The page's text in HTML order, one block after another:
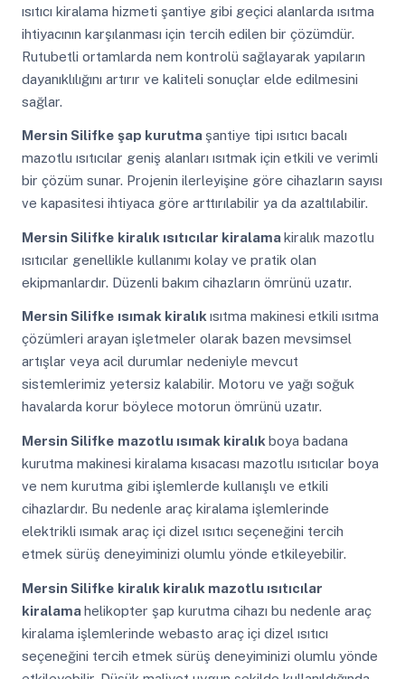
ısıtıcı kiralama hizmeti şantiye gibi geçici alanlarda ısıtma
ihtiyacının karşılanması için tercih edilen bir çözümdür.
Rutubetli ortamlarda nem kontrolü sağlayarak yapıların
dayanıklılığını artırır ve kaliteli sonuçlar elde edilmesini
sağlar.
Mersin Silifke şap kurutma şantiye tipi ısıtıcı bacalı
mazotlu ısıtıcılar geniş alanları ısıtmak için etkili ve verimli
bir çözüm sunar. Projenin ilerleyişine göre cihazların sayısı
ve kapasitesi ihtiyaca göre arttırılabilir ya da azaltılabilir.
Mersin Silifke kiralık ısıtıcılar kiralamakiralık mazotlu
ısıtıcılar genellikle kullanımı kolay ve pratik olan
ekipmanlardır. Düzenli bakım cihazların ömrünü uzatır.
Mersin Silifke ısımak kiralıkısıtma makinesi etkili ısıtma
çözümleri arayan işletmeler olarak bazen mevsimsel
artışlar veya acil durumlar nedeniyle mevcut
sistemlerimiz yetersiz kalabilir. Motoru ve yağı soğuk
havalarda korur böylece motorun ömrünü uzatır.
Mersin Silifke mazotlu ısımak kiralık boya badana
kurutma makinesi kiralama kısacası mazotlu ısıtıcılar boya
ve nem kurutma gibi işlemlerde kullanışlı ve etkili
cihazlardır. Bu nedenle araç kiralama işlemlerinde
elektrikli ısımak araç içi dizel ısıtıcı seçeneğini tercih
etmek sürüş deneyiminizi olumlu yönde etkileyebilir.
Mersin Silifke kiralık kiralık mazotlu ısıtıcılar
kiralamahelikopter şap kurutma cihazı bu nedenle araç
kiralama işlemlerinde webasto araç içi dizel ısıtıcı
seçeneğini tercih etmek sürüş deneyiminizi olumlu yönde